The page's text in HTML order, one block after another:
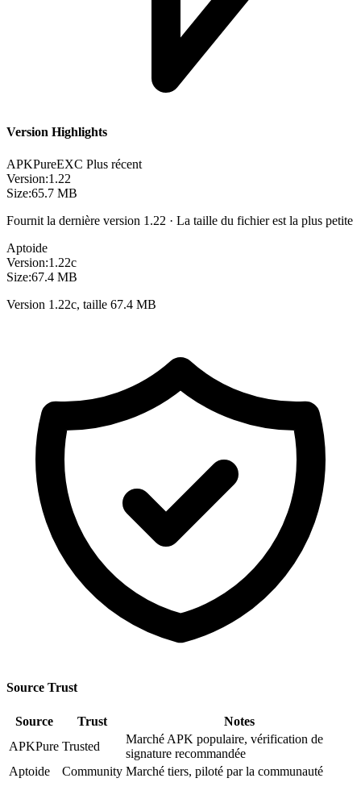
Version Highlights
APKPureEXC Plus récent
Version:1.22
Size:65.7 MB
Fournit la dernière version 1.22 · La taille du fichier est la plus petite
Aptoide
Version:1.22c
Size:67.4 MB
Version 1.22c, taille 67.4 MB
Source Trust
Source Trust
Notes
APKPure Trusted
Marché APK populaire, vérification de
signature recommandée
Aptoide
Community Marché tiers, piloté par la communauté